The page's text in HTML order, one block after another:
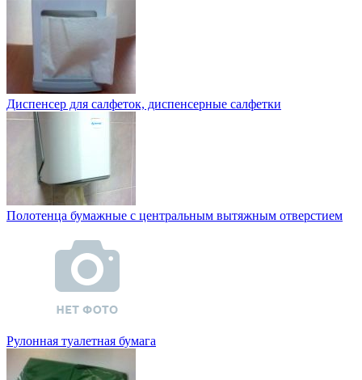
Диспенсер для салфеток, диспенсерные салфетки
Полотенца бумажные с центральным вытяжным отверстием
Рулонная туалетная бумага